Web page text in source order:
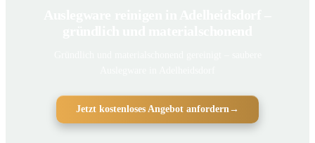
Jetzt kostenloses Angebot anfordern→